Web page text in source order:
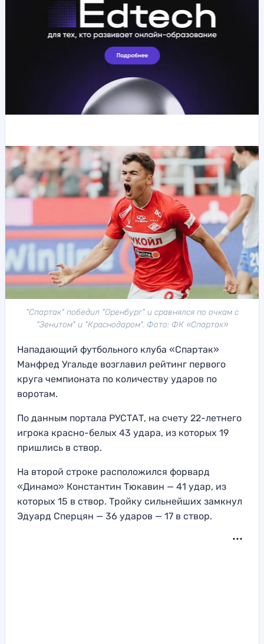
"Спартак" победил "Оренбург" и сравнялся по очкам с
"Зенитом" и "Краснодаром". Фото: ФК «Спартак»
Нападающий футбольного клуба «Спартак»
Манфред Угальде возглавил рейтинг первого
круга чемпионата по количеству ударов по
воротам.
По данным портала РУСТАТ, на счету 22-летнего
игрока красно-белых 43 удара, из которых 19
пришлись в створ.
На второй строке расположился форвард
«Динамо» Константин Тюкавин — 41 удар, из
которых 15 в створ. Тройку сильнейших замкнул
Эдуард Сперцян — 36 ударов — 17 в створ.